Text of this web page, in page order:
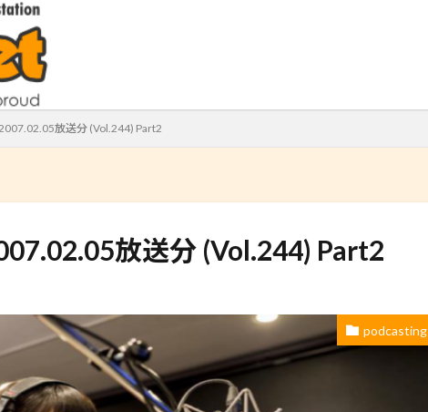
放送分 (Vol.244) Part2
放送分 (Vol.244) Part2
podcasting